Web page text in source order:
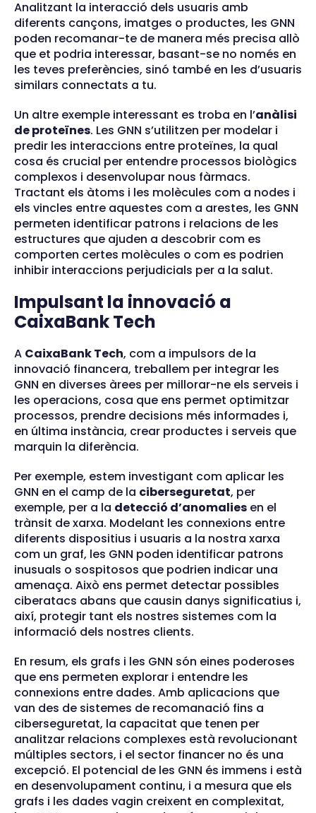
Analitzant la interacció dels usuaris amb
diferents cançons, imatges o productes, les GNN
poden recomanar-te de manera més precisa allò
que et podria interessar, basant-se no només en
les teves preferències, sinó també en les d’usuaris
similars connectats a tu.
Un altre exemple interessant es troba en l’anàlisi
de proteïnes. Les GNN s’utilitzen per modelar i
predir les interaccions entre proteïnes, la qual
cosa és crucial per entendre processos biològics
complexos i desenvolupar nous fàrmacs.
Tractant els àtoms i les molècules com a nodes i
els vincles entre aquestes com a arestes, les GNN
permeten identificar patrons i relacions de les
estructures que ajuden a descobrir com es
comporten certes molècules o com es podrien
inhibir interaccions perjudicials per a la salut.
Impulsant la innovació a
CaixaBank Tech
A CaixaBank Tech, com a impulsors de la
innovació financera, treballem per integrar les
GNN en diverses àrees per millorar-ne els serveis i
les operacions, cosa que ens permet optimitzar
processos, prendre decisions més informades i,
en última instància, crear productes i serveis que
marquin la diferència.
Per exemple, estem investigant com aplicar les
GNN en el camp de la ciberseguretat, per
exemple, per a la detecció d’anomalies en el
trànsit de xarxa. Modelant les connexions entre
diferents dispositius i usuaris a la nostra xarxa
com un graf, les GNN poden identificar patrons
inusuals o sospitosos que podrien indicar una
amenaça. Això ens permet detectar possibles
ciberatacs abans que causin danys significatius i,
així, protegir tant els nostres sistemes com la
informació dels nostres clients.
En resum, els grafs i les GNN són eines poderoses
que ens permeten explorar i entendre les
connexions entre dades. Amb aplicacions que
van des de sistemes de recomanació fins a
ciberseguretat, la capacitat que tenen per
analitzar relacions complexes està revolucionant
múltiples sectors, i el sector financer no és una
excepció. El potencial de les GNN és immens i està
en desenvolupament continu, i a mesura que els
grafs i les dades vagin creixent en complexitat,